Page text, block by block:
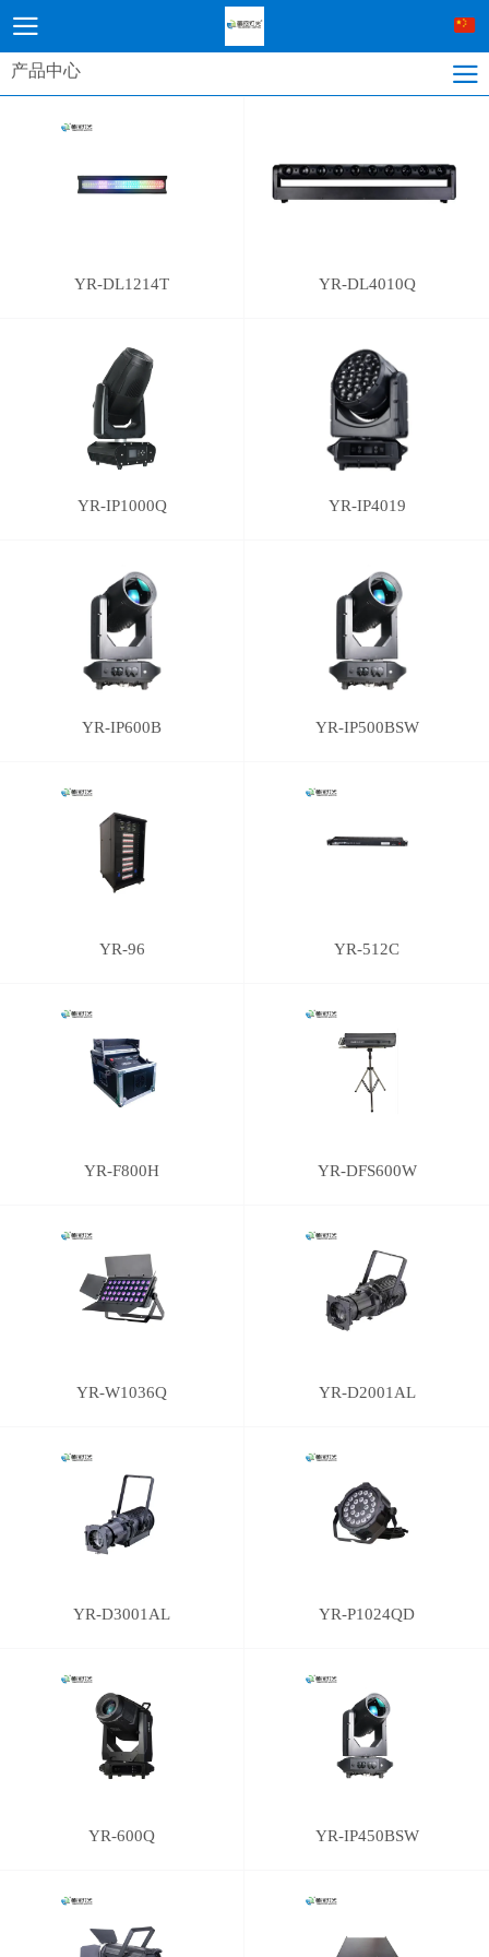
产品中心
YR-DL1214T YR-DL4010Q
YR-IP1000Q YR-IP4019
YR-IP600B YR-IP500BSW
YR-96 YR-512C
YR-F800H YR-DFS600W
YR-W1036Q YR-D2001AL
YR-D3001AL YR-P1024QD
YR-600Q YR-IP450BSW